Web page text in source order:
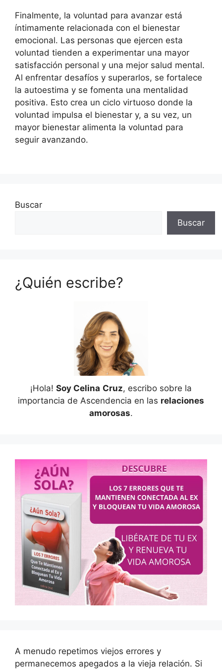
Finalmente, la voluntad para avanzar está
íntimamente relacionada con el bienestar
emocional. Las personas que ejercen esta
voluntad tienden a experimentar una mayor
satisfacción personal y una mejor salud mental.
Al enfrentar desafíos y superarlos, se fortalece
la autoestima y se fomenta una mentalidad
positiva. Esto crea un ciclo virtuoso donde la
voluntad impulsa el bienestar y, a su vez, un
mayor bienestar alimenta la voluntad para
seguir avanzando.
Buscar
Buscar
¿Quién escribe?
¡Hola! Soy Celina Cruz, escribo sobre la
importancia de Ascendencia en las relaciones
amorosas.
A menudo repetimos viejos errores y
permanecemos apegados a la vieja relación. Si